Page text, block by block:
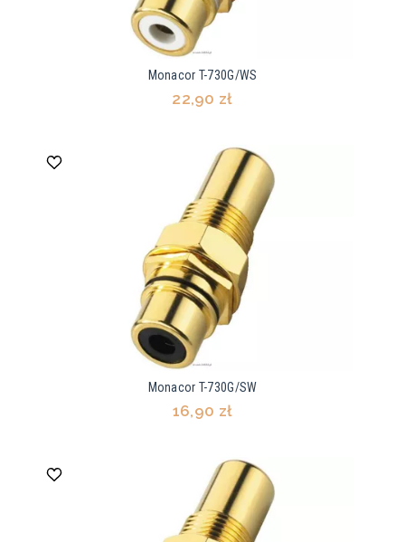
Monacor T-730G/WS
22,90 zł
Monacor T-730G/SW
16,90 zł